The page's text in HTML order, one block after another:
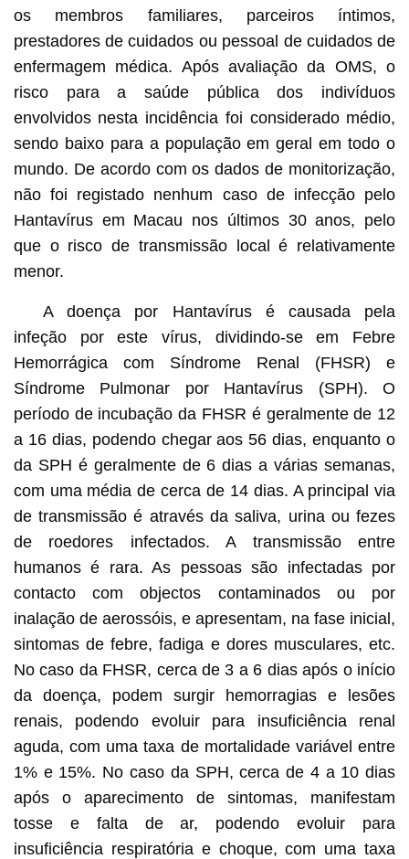
os membros familiares, parceiros íntimos,
prestadores de cuidados ou pessoal de cuidados de
enfermagem médica. Após avaliação da OMS, o
risco para a saúde pública dos indivíduos
envolvidos nesta incidência foi considerado médio,
sendo baixo para a população em geral em todo o
mundo. De acordo com os dados de monitorização,
não foi registado nenhum caso de infecção pelo
Hantavírus em Macau nos últimos 30 anos, pelo
que o risco de transmissão local é relativamente
menor.
A doença por Hantavírus é causada pela
infeção por este vírus, dividindo-se em Febre
Hemorrágica com Síndrome Renal (FHSR) e
Síndrome Pulmonar por Hantavírus (SPH). O
período de incubação da FHSR é geralmente de 12
a 16 dias, podendo chegar aos 56 dias, enquanto o
da SPH é geralmente de 6 dias a várias semanas,
com uma média de cerca de 14 dias. A principal via
de transmissão é através da saliva, urina ou fezes
de roedores infectados. A transmissão entre
humanos é rara. As pessoas são infectadas por
contacto com objectos contaminados ou por
inalação de aerossóis, e apresentam, na fase inicial,
sintomas de febre, fadiga e dores musculares, etc.
No caso da FHSR, cerca de 3 a 6 dias após o início
da doença, podem surgir hemorragias e lesões
renais, podendo evoluir para insuficiência renal
aguda, com uma taxa de mortalidade variável entre
1% e 15%. No caso da SPH, cerca de 4 a 10 dias
após o aparecimento de sintomas, manifestam
tosse e falta de ar, podendo evoluir para
insuficiência respiratória e choque, com uma taxa